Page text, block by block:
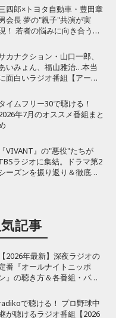
四郎×トヨタ自動車・豊田章
会長 夢の"親子"共演が実
！ 若者の悩みに向き合うポ
カナクション・山口一郎、
いみょん、福山雅治…本当
面白いラジオ番組【アーテ
イムフリー30で聴ける！
年7月のオススメ番組まと
『VIVANT』の"悪役"たちが
ラジオに集結。ドラマ第2
ーズンを振り返り＆徹底考
記事
【2026年最新】深夜ラジオの
番『オールナイトニッポ
ン』の聴き方＆各番組・パー
で聴ける！ プロ野球中
が聴けるラジオ番組【2026